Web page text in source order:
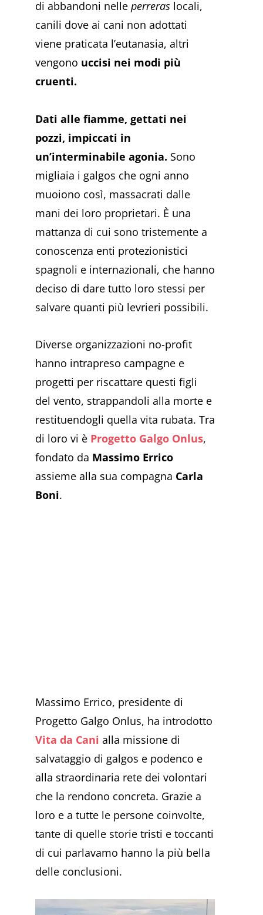
di abbandoni nelle perreras locali,
canili dove ai cani non adottati
viene praticata l’eutanasia, altri
vengono uccisi nei modi più
cruenti.
Dati alle fiamme, gettati nei
pozzi, impiccati in
un’interminabile agonia. Sono
migliaia i galgos che ogni anno
muoiono così, massacrati dalle
mani dei loro proprietari. È una
mattanza di cui sono tristemente a
conoscenza enti protezionistici
spagnoli e internazionali, che hanno
deciso di dare tutto loro stessi per
salvare quanti più levrieri possibili.
Diverse organizzazioni no-profit
hanno intrapreso campagne e
progetti per riscattare questi figli
del vento, strappandoli alla morte e
restituendogli quella vita rubata. Tra
di loro vi è Progetto Galgo Onlus,
fondato da Massimo Errico
assieme alla sua compagna Carla
Boni.
Massimo Errico, presidente di
Progetto Galgo Onlus, ha introdotto
Vita da Cani alla missione di
salvataggio di galgos e podenco e
alla straordinaria rete dei volontari
che la rendono concreta. Grazie a
loro e a tutte le persone coinvolte,
tante di quelle storie tristi e toccanti
di cui parlavamo hanno la più bella
delle conclusioni.